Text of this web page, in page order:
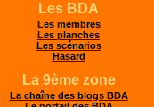
Les BDA
Les membres
Les planches
Les scénarios
Hasard
La 9ème zone
La chaîne des blogs BDA